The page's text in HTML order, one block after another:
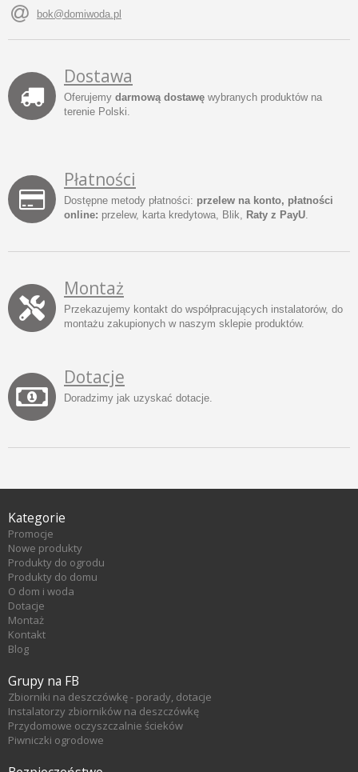
bok@domiwoda.pl
Dostawa
Oferujemy darmową dostawę wybranych produktów na
terenie Polski.
Płatności
Dostępne metody płatności: przelew na konto, płatności
online: przelew, karta kredytowa, Blik, Raty z PayU
Montaż
Przekazujemy kontakt do współpracujących instalatorów, do
montażu zakupionych w naszym sklepie produktów.
Dotacje
Doradzimy jak uzyskać dotacje.
Kategorie
Promocje
Nowe produkty
Produkty do ogrodu
Produkty do domu
O dom i woda
Dotacje
Montaż
Kontakt
Blog
Grupy na FB
Zbiorniki na deszczówkę - porady, dotacje
Instalatorzy zbiorników na deszczówkę
Przydomowe oczyszczalnie ścieków
Piwniczki ogrodowe